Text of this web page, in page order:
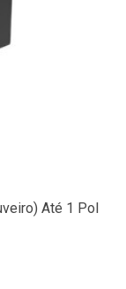
Até 1 Pol